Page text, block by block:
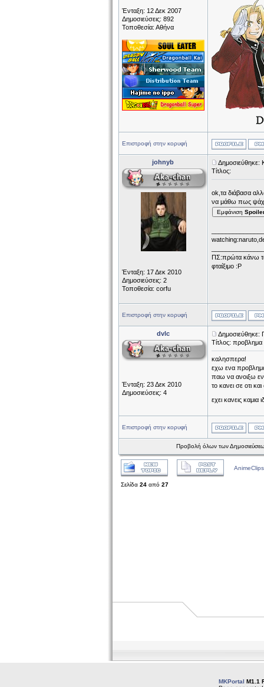
Ένταξη: 12 Δεκ 2007
Δημοσιεύσεις: 892
Τοποθεσία: Αθήνα
Επιστροφή στην κορυφή
johnyb
Ένταξη: 17 Δεκ 2010
Δημοσιεύσεις: 2
Τοποθεσία: corfu
Δημοσιεύθηκε:
Τίτλος:
ok,τα διάβασα
να μάθω πως
Εμφάνιση
ΠΣ:πρώτα κάνω τα
φταίξιμο :P
Επιστροφή στην κορυφή
dvlc
Ένταξη: 23 Δεκ 2010
Δημοσιεύσεις: 4
Δημοσιεύθηκε:
Τίτλος: προβλημα
καλησπερα!
εχω ενα
παω να ανοιξω
το κανει σε οτι
εχει κανεις καμια
Επιστροφή στην κορυφή
Προβολή όλων των
Σελίδα 24 από 27
MKPortal M1.1